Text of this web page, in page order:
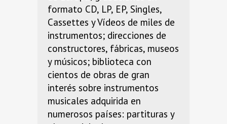
formato CD, LP, EP, Singles,
Cassettes y Vídeos de miles de
instrumentos; direcciones de
constructores, fábricas, museos
y músicos; biblioteca con
cientos de obras de gran
interés sobre instrumentos
musicales adquirida en
numerosos países: partituras y